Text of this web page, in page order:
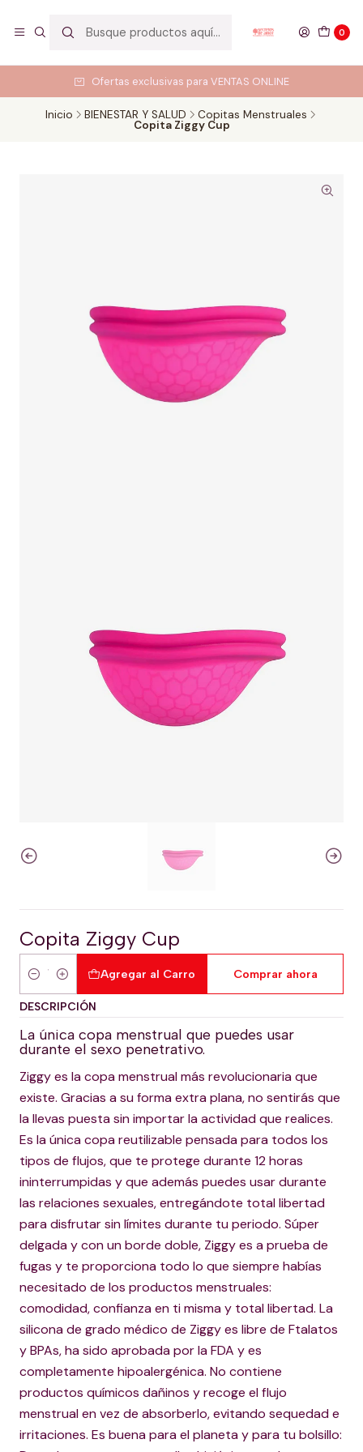
0
Ofertas exclusivas para VENTAS ONLINE
Inicio BIENESTAR Y SALUD Copitas Menstruales
Copita Ziggy Cup
Copita Ziggy Cup
Cantidad
Agregar al Carro Comprar ahora
DESCRIPCIÓN
La única copa menstrual que puedes usar
durante el sexo penetrativo.
Ziggy es la copa menstrual más revolucionaria que
existe. Gracias a su forma extra plana, no sentirás que
la llevas puesta sin importar la actividad que realices.
Es la única copa reutilizable pensada para todos los
tipos de flujos, que te protege durante 12 horas
ininterrumpidas y que además puedes usar durante
las relaciones sexuales, entregándote total libertad
para disfrutar sin límites durante tu periodo. Súper
delgada y con un borde doble, Ziggy es a prueba de
fugas y te proporciona todo lo que siempre habías
necesitado de los productos menstruales:
comodidad, confianza en ti misma y total libertad. La
silicona de grado médico de Ziggy es libre de Ftalatos
y BPAs, ha sido aprobada por la FDA y es
completamente hipoalergénica. No contiene
productos químicos dañinos y recoge el flujo
menstrual en vez de absorberlo, evitando sequedad e
irritaciones. Es buena para el planeta y para tu bolsillo: